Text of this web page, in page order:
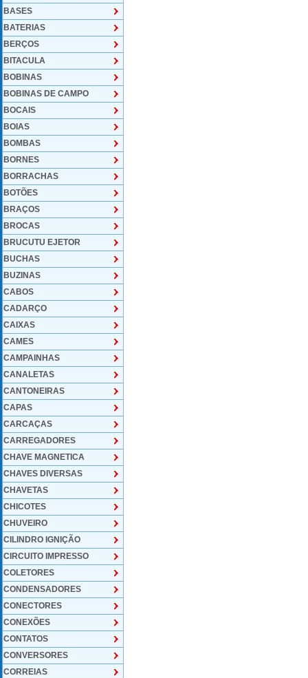
BASES
BATERIAS
BERÇOS
BITACULA
BOBINAS
BOBINAS DE CAMPO
BOCAIS
BOIAS
BOMBAS
BORNES
BORRACHAS
BOTÕES
BRAÇOS
BROCAS
BRUCUTU EJETOR
BUCHAS
BUZINAS
CABOS
CADARÇO
CAIXAS
CAMES
CAMPAINHAS
CANALETAS
CANTONEIRAS
CAPAS
CARCAÇAS
CARREGADORES
CHAVE MAGNETICA
CHAVES DIVERSAS
CHAVETAS
CHICOTES
CHUVEIRO
CILINDRO IGNIÇÃO
CIRCUITO IMPRESSO
COLETORES
CONDENSADORES
CONECTORES
CONEXÕES
CONTATOS
CONVERSORES
CORREIAS